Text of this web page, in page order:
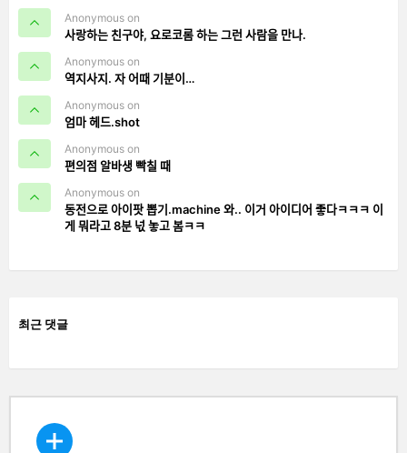
Anonymous on
사랑하는 친구야, 요로코롬 하는 그런 사람을 만나.
Anonymous on
역지사지. 자 어때 기분이…
Anonymous on
엄마 헤드.shot
Anonymous on
편의점 알바생 빡칠 때
Anonymous on
동전으로 아이팟 뽑기.machine 와.. 이거 아이디어 좋다ㅋㅋㅋ 이
게 뭐라고 8분 넋 놓고 봄ㅋㅋ
최근 댓글